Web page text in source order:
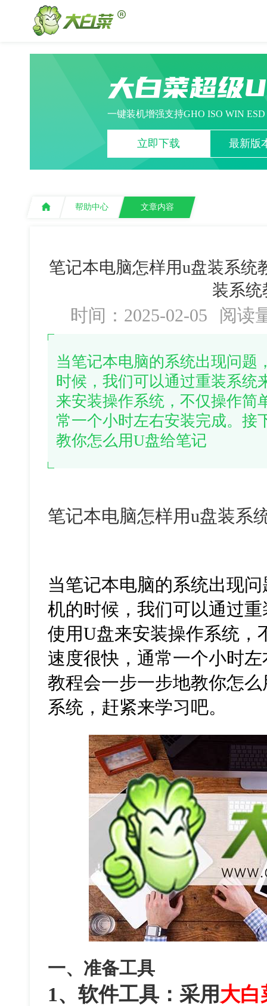
大白菜超级
一键装机增强支持GHO ISO WIN
立即下载 最新版
帮助中心 文章内容
笔记本电脑怎样用u盘装系统
装系统
时间：2025-02-05 阅读
当笔记本电脑的系统出现问题
时候，我们可以通过重装系统
来安装操作系统，不仅操作简
常一个小时左右安装完成。接
教你怎么用U盘给笔记
笔记本电脑怎样用u盘装系
当笔记本电脑的系统出现
机的时候，我们可以通过
使用U盘来安装操作系统，
速度很快，通常一个小时
教程会一步一步地教你怎
系统，赶紧来学习吧。
一、准备工具
1、软件工具：采用 大白